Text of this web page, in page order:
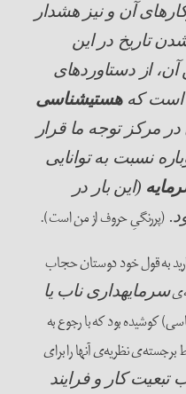
آن و نیز هشدار
تاریخ در این
از دستاوردهای
است کههستی­شناسی
مرکز توجه ما قرار
نسبت به توانایی
(این بار در
(پررنگیِ حروف از من است).
به قول خود دوستان حجاب
سرمایه­داری ناب یا
کوشیده بود که با رجوع به
برجسته‌ی نظریه‌ی آنها را برای
تبعیت کار و فرایند